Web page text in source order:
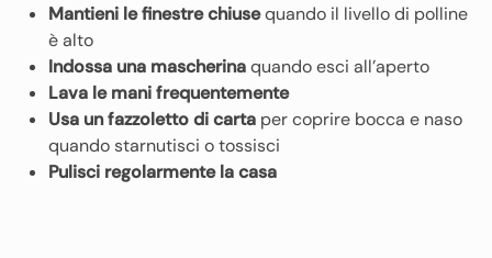
Mantieni le finestre chiusequando il livello di polline
è alto
Indossa una mascherinaquando esci all’aperto
Lava le mani frequentemente
Usa un fazzoletto di carta per coprire bocca e naso
quando starnutisci o tossisci
Pulisci regolarmente la casa